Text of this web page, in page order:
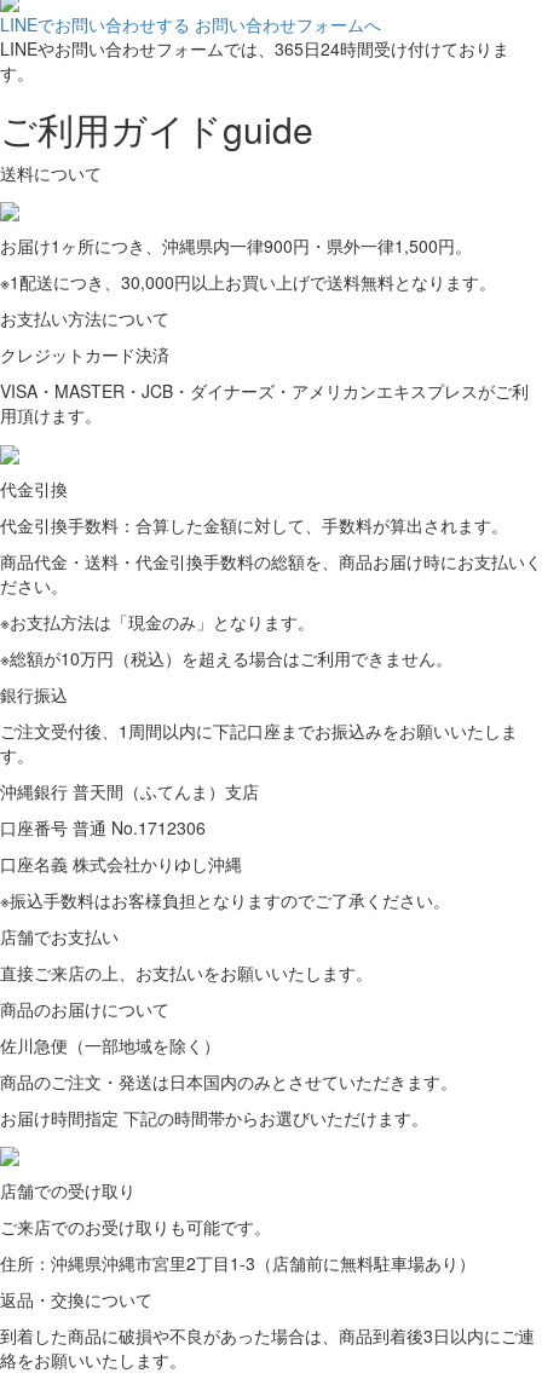
LINEでお問い合わせする お問い合わせフォームへ
LINEやお問い合わせフォームでは、365日24時間受け付けておりま
す。
ご利用ガイドguide
送料について
お届け1ヶ所につき、沖縄県内一律900円・県外一律1,500円。
※1配送につき、30,000円以上お買い上げで送料無料となります。
お支払い方法について
クレジットカード決済
VISA・MASTER・JCB・ダイナーズ・アメリカンエキスプレスがご利
用頂けます。
代金引換
代金引換手数料：合算した金額に対して、手数料が算出されます。
商品代金・送料・代金引換手数料の総額を、商品お届け時にお支払いく
ださい。
※お支払方法は「現金のみ」となります。
※総額が10万円（税込）を超える場合はご利用できません。
銀行振込
ご注文受付後、1周間以内に下記口座までお振込みをお願いいたしま
す。
沖縄銀行 普天間（ふてんま）支店
口座番号 普通 No.1712306
口座名義 株式会社かりゆし沖縄
※振込手数料はお客様負担となりますのでご了承ください。
店舗でお支払い
直接ご来店の上、 お支払いをお願いいたします。
商品のお届けについて
佐川急便（一部地域を除く）
商品のご注文・発送は日本国内のみとさせていただきます。
お届け時間指定 下記の時間帯からお選びいただけます。
店舗での受け取り
ご来店でのお受け取りも可能です。
住所：沖縄県沖縄市宮里2丁目1-3（店舗前に無料駐車場あり）
返品・交換について
到着した商品に破損や不良があった場合は、商品到着後3日以内にご連
絡をお願いいたします。